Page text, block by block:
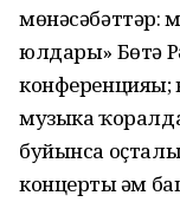
мөнәсәбәттәр:
юлдары» Бөтә
музыка
буйынса
концерты һәм